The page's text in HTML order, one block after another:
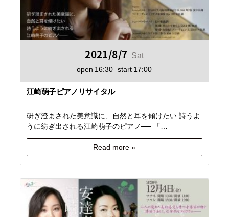
2021/8/7 Sat
open 16:30 start 17:00
江崎萌子ピアノリサイタル
研ぎ澄まされた美意識に、自然と耳を傾けたい 詩うよ
うに紡ぎ出される江崎萌子のピアノ── 「…
Read more »